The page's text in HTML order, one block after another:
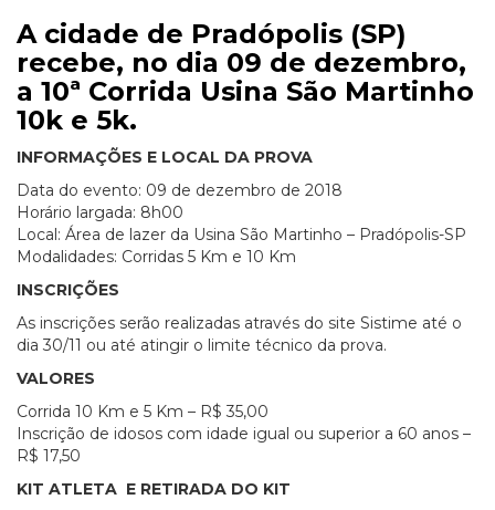
A cidade de Pradópolis (SP)
recebe, no dia 09 de dezembro,
a 10ª Corrida Usina São Martinho
10k e 5k.
INFORMAÇÕES E LOCAL DA PROVA
Data do evento: 09 de dezembro de 2018
Horário largada: 8h00
Local: Área de lazer da Usina São Martinho – Pradópolis-SP
Modalidades: Corridas 5 Km e 10 Km
INSCRIÇÕES
As inscrições serão realizadas através do site Sistime até o
dia 30/11 ou até atingir o limite técnico da prova.
VALORES
Corrida 10 Km e 5 Km – R$ 35,00
Inscrição de idosos com idade igual ou superior a 60 anos –
R$ 17,50
KIT ATLETA E RETIRADA DO KIT